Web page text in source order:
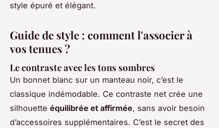
style épuré et élégant.
Guide de style : comment l'associer à
vos tenues ?
Le contraste avec les tons sombres
Un bonnet blanc sur un manteau noir, c’est le
classique indémodable. Ce contraste net crée une
silhouette équilibrée et affirmée, sans avoir besoin
d’accessoires supplémentaires. C’est le secret des